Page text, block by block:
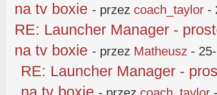
na tv boxie - przez coach_taylor -
RE: Launcher Manager -
na tv boxie - przez Matheusz -
RE: Launcher Manager -